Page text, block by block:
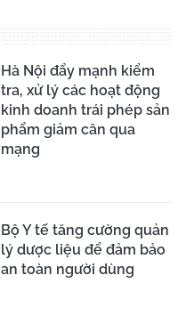
Hà Nội đẩy mạnh kiểm
tra, xử lý các hoạt động
kinh doanh trái phép sản
phẩm giảm cân qua
mạng
Bộ Y tế tăng cường quản
lý dược liệu để đảm bảo
an toàn người dùng